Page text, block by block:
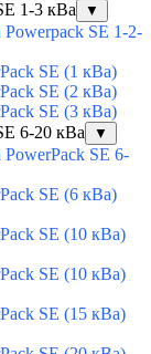
1-3 кВа
▼
SE 1-2-
SE (1 кВа)
SE (2 кВа)
SE (3 кВа)
6-20 кВа
▼
SE 6-
SE (6 кВа)
SE (10 кВа)
SE (10 кВа)
SE (15 кВа)